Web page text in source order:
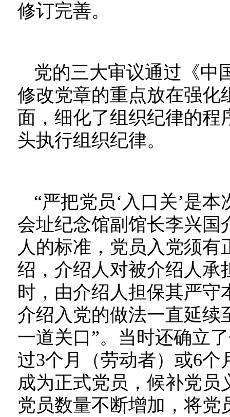
修订完善。
党的三大审议通过《中
修改党章的重点放在强化
面，细化了组织纪律的
头执行组织纪律。
“严把党员‘入口关’是
会址纪念馆副馆长李兴国
人的标准，党员入党须
绍，介绍人对被介绍人承
时，由介绍人担保其严
介绍入党的做法一直延续
一道关口”。当时还确立
过3个月（劳动者）或6个
成为正式党员，候补党
党员数量不断增加，将党